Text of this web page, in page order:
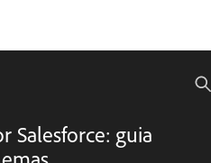
Salesforce: guia